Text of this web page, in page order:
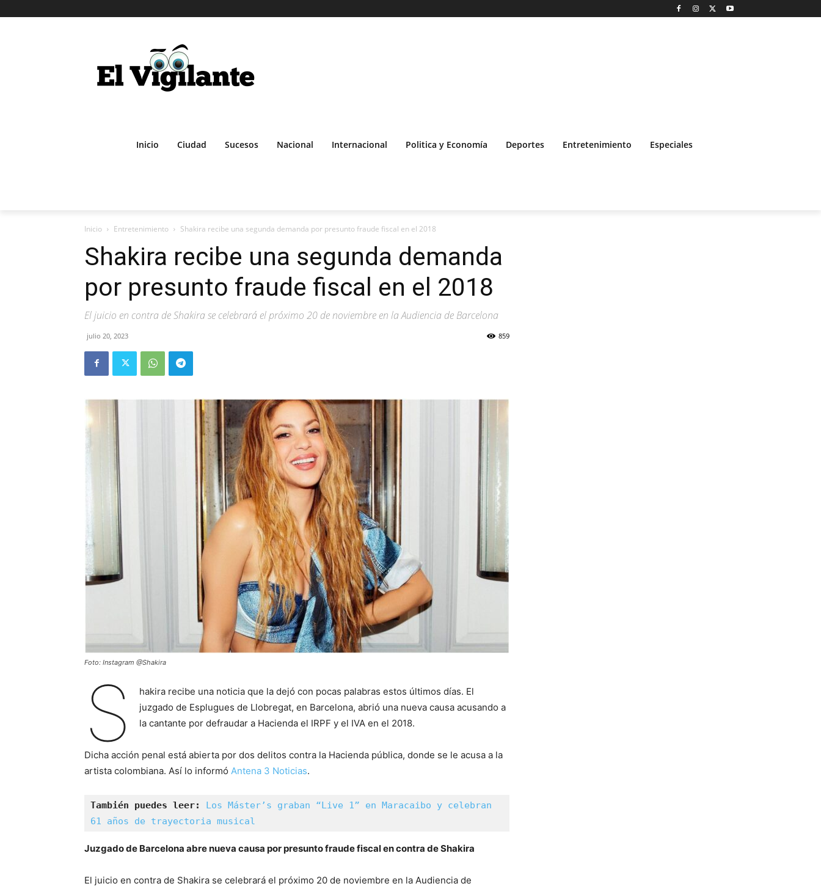
Inicio Ciudad Sucesos Nacional Internacional Politica y Economía Deportes Entretenimiento Especiales
Inicio Entretenimiento Shakira recibe una segunda demanda por presunto fraude fiscal en el 2018
Shakira recibe una segunda demanda
por presunto fraude fiscal en el 2018
El juicio en contra de Shakira se celebrará el próximo 20 de noviembre en la Audiencia de Barcelona
julio 20, 2023 859
Foto: Instagram @Shakira
S
hakira recibe una noticia que la dejó con pocas palabras estos últimos días. El
juzgado de Esplugues de Llobregat, en Barcelona, abrió una nueva causa acusando a
la cantante por defraudar a Hacienda el IRPF y el IVA en el 2018.
Dicha acción penal está abierta por dos delitos contra la Hacienda pública, donde se le acusa a la
artista colombiana. Así lo informó Antena 3 Noticias.
También puedes leer: Los Máster’s graban “Live 1” en Maracaibo y celebran
61 años de trayectoria musical
Juzgado de Barcelona abre nueva causa por presunto fraude fiscal en contra de Shakira
El juicio en contra de Shakira se celebrará el próximo 20 de noviembre en la Audiencia de